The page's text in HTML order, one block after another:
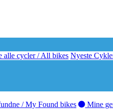
alle cycler / All bikes Nyeste
/ My Found bikes Mine